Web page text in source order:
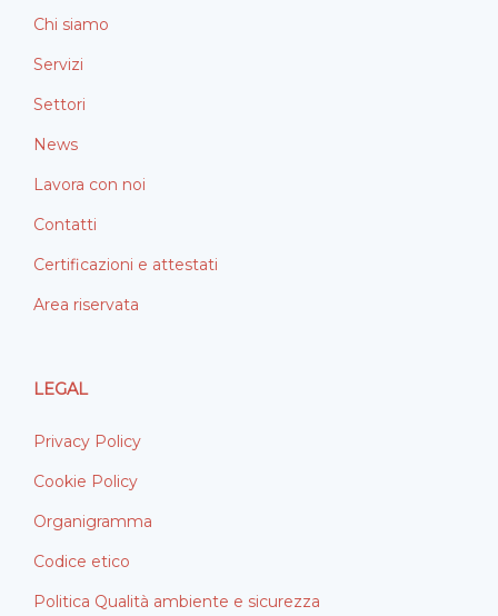
Chi siamo
Servizi
Settori
News
Lavora con noi
Contatti
Certificazioni e attestati
Area riservata
LEGAL
Privacy Policy
Cookie Policy
Organigramma
Codice etico
Politica Qualità ambiente e sicurezza